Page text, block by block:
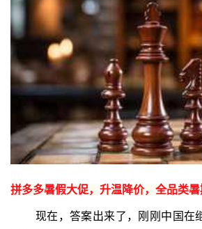
拼多多暑假大促，升温降价，全品类
现在，答案出来了，刚刚中国在